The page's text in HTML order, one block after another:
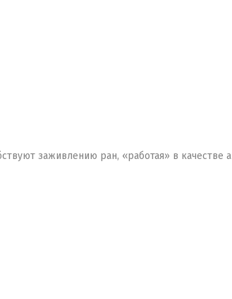
заживлению ран, «работая» в качестве